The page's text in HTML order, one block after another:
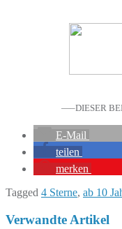
—–DIESER
E-Mail
teilen
merken
Tagged 4 Sterne, ab 10
Verwandte Artikel